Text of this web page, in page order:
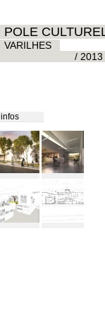
POLE
VARILHES
/ 2013
infos